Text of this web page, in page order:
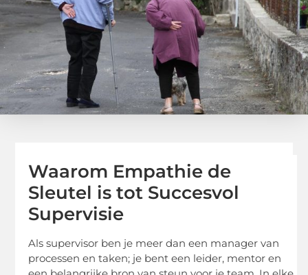
Waarom Empathie de
Sleutel is tot Succesvol
Supervisie
Als supervisor ben je meer dan een manager van
processen en taken; je bent een leider, mentor en